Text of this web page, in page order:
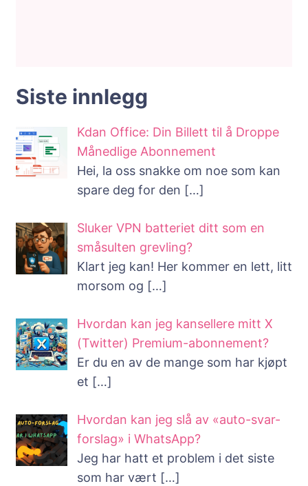
Siste innlegg
Kdan Office: Din Billett til å Droppe
Månedlige Abonnement
Hei, la oss snakke om noe som kan
spare deg for den […]
Sluker VPN batteriet ditt som en
småsulten grevling?
Klart jeg kan! Her kommer en lett, litt
morsom og […]
Hvordan kan jeg kansellere mitt X
(Twitter) Premium-abonnement?
Er du en av de mange som har kjøpt
et […]
Hvordan kan jeg slå av «auto-svar-
forslag» i WhatsApp?
Jeg har hatt et problem i det siste
som har vært […]